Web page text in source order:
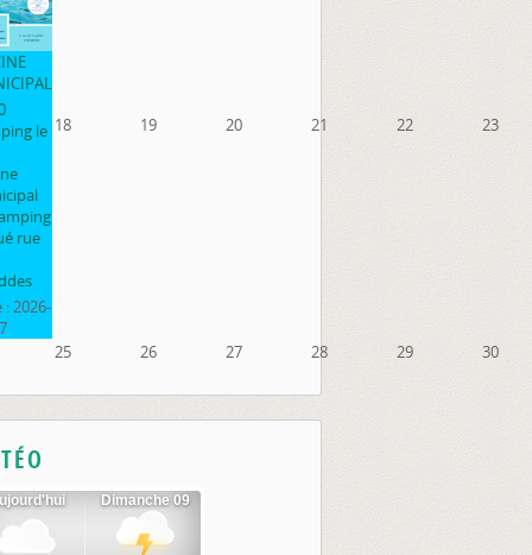
le
rue
:2026-
18 19 20 21 22 23
25 26 27 28 29
30